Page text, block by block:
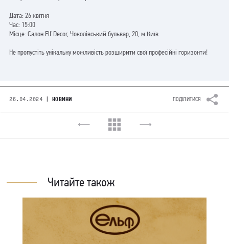
Дата: 26 квітня
Час: 15:00
Місце: Салон Elf Decor, Чоколівський бульвар, 20, м.Київ
Не пропустіть унікальну можливість розширити свої професійні горизонти!
26.04.2024 | НОВИНИ ПОДІЛИТИСЯ
Читайте також